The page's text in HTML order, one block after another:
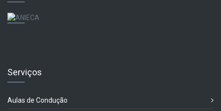
Serviços
Aulas de Condução